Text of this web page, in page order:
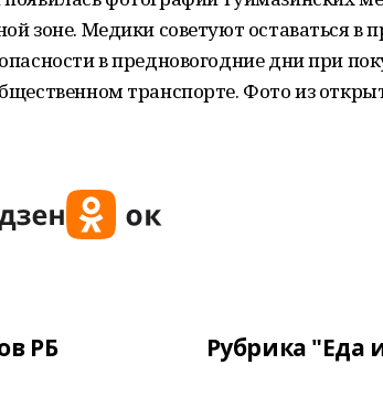
зоне. Медики советуют оставаться в
в предновогодние дни при
транспорте. Фото из
РБ Рубрика "Еда